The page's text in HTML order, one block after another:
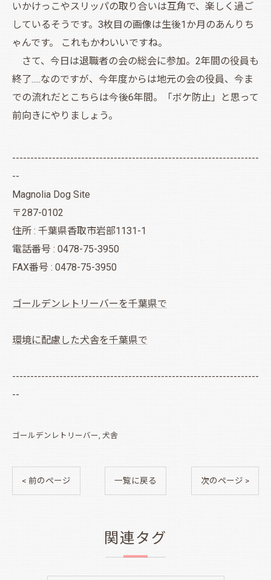
いかけっこやスリッパの取り合いは互角で、楽しく過ご
しているそうです。3枚目の画像は生後1か月のあんりち
ゃんです。 これもかわいいですね。
さて、今日は退職者の会の総会に参加。2年間の役員も
終了.....なのですが、今年度からは地元の会の役員、今ま
での流れだとこちらは今後6年間。「ボケ防止」と思って
前向きにやりましょう。
--------------------------------------------------------------------
--
Magnolia Dog Site
〒287-0102
住所 : 千葉県香取市岩部1131-1
電話番号 : 0478-75-3950
FAX番号 : 0478-75-3950
ゴールデンレトリーバーを千葉県で
環境に配慮した犬舎を千葉県で
--------------------------------------------------------------------
--
ゴールデンレトリーバー 犬舎
< 前のページ 一覧に戻る 次のページ >
関連タグ